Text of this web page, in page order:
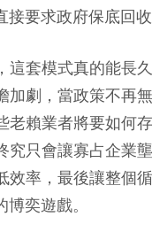
要求政府保底回收
套模式真的能長
加劇，當政策不再
老賴業者將要如何
究只會讓寡占企業
效率，最後讓整個
奕遊戲。